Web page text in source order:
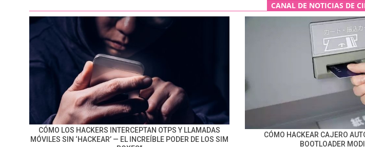
CANAL DE NOTICIAS DE
CÓMO LOS HACKERS INTERCEPTAN OTPS Y LLAMADAS
MÓVILES SIN ‘HACKEAR’ — EL INCREÍBLE PODER DE LOS SIM
CÓMO HACKEAR CAJERO
BOOTLOADER